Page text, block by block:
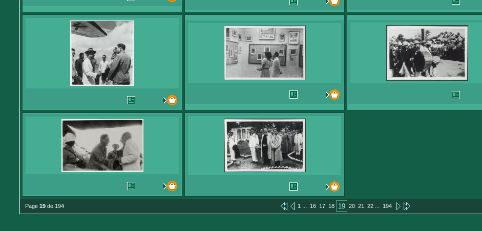
Page 19 de 194 1 ... 16 17 18 19 20 21 22 ... 194